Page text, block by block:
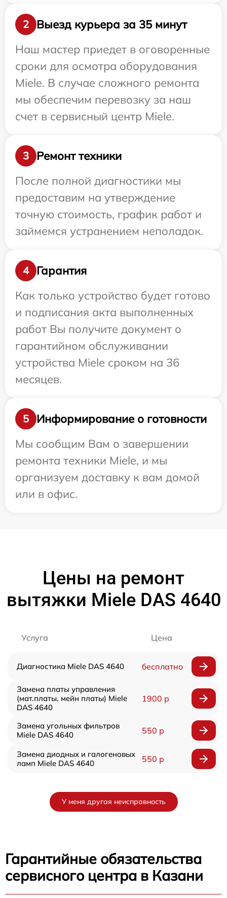
2
Выезд курьера за 35 минут
Наш мастер приедет в оговоренные
сроки для осмотра оборудования
Miele. В случае сложного ремонта
мы обеспечим перевозку за наш
счет в сервисный центр Miele.
3
Ремонт техники
После полной диагностики мы
предоставим на утверждение
точную стоимость, график работ и
займемся устранением неполадок.
4
Гарантия
Как только устройство будет готово
и подписания акта выполненных
работ Вы получите документ о
гарантийном обслуживании
устройства Miele сроком на 36
месяцев.
5
Информирование о готовности
Мы сообщим Вам о завершении
ремонта техники Miele, и мы
организуем доставку к вам домой
или в офис.
Цены на ремонт
вытяжки Miele DAS 4640
Услуга Цена
Диагностика Miele DAS 4640 бесплатно
Замена платы управления
(мат.платы, мейн платы) Miele
DAS 4640
1900 р
Замена угольных фильтров
Miele DAS 4640
550 р
Замена диодных и галогеновых
ламп Miele DAS 4640
550 р
У меня другая неисправность
Гарантийные обязательства
сервисного центра в Казани